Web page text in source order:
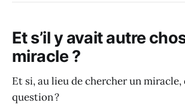
Et s’il y avait autre
miracle ?
Et si, au lieu de chercher un
question ?